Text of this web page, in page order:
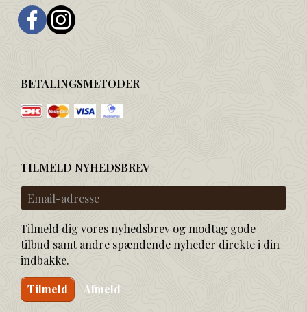
BETALINGSMETODER
TILMELD NYHEDSBREV
Email-
adresse
Tilmeld dig vores nyhedsbrev og modtag gode
tilbud samt andre spændende nyheder direkte i din
indbakke.
Tilmeld Afmeld